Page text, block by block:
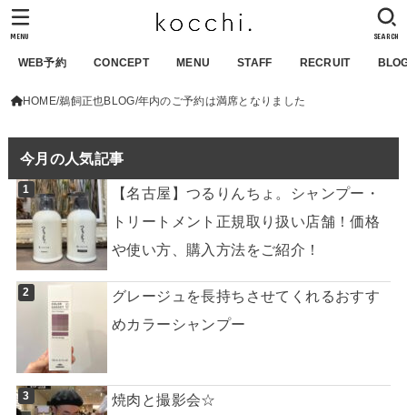
WEB予約 CONCEPT MENU STAFF RECRUIT
SEARCH
MENU
HOME 鵜飼正也BLOG 年内のご予約は満席となりました
今月の人気記事
【名古屋】つるりんちょ。シャンプー・
トリートメント正規取り扱い店舗！価格
や使い方、購入方法をご紹介！
グレージュを長持ちさせてくれるおすす
めカラーシャンプー
焼肉と撮影会☆